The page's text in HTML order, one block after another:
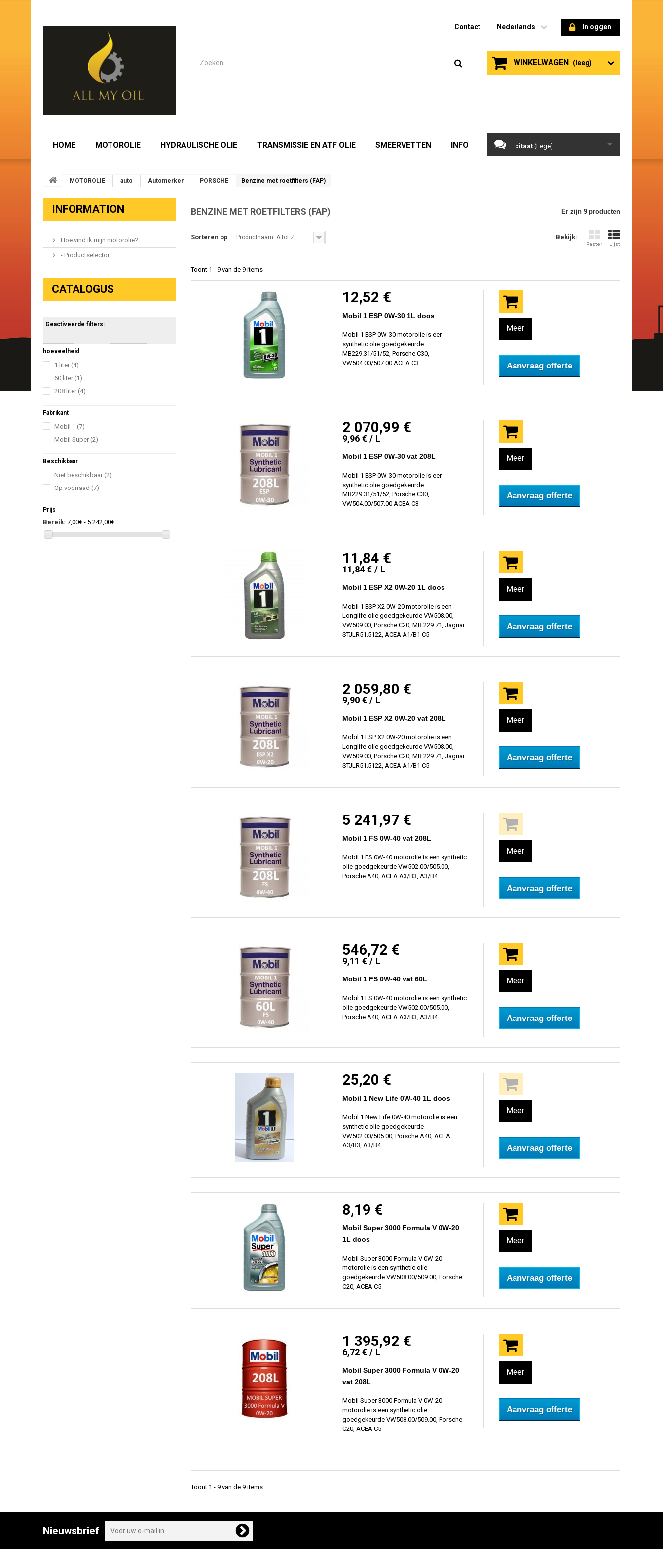
Inloggen
Nederlands
Contact
WINKELWAGEN (leeg)
HOME MOTOROLIE HYDRAULISCHE OLIE TRANSMISSIE EN ATF OLIE SMEERVETTEN INFO citaat (Lege)
MOTOROLIE auto Automerken PORSCHE Benzine met roetfilters (FAP)
INFORMATION
Hoe vind ik mijn motorolie?
- Productselector
CATALOGUS
Geactiveerde filters:
hoeveelheid
1 liter (4)
60 liter (1)
208 liter (4)
Fabrikant
Mobil 1 (7)
Mobil Super (2)
Beschikbaar
Niet beschikbaar (2)
Op voorraad (7)
Prijs
Bereik: 7,00€ - 5 242,00€
BENZINE MET ROETFILTERS (FAP) Er zijn 9 producten
Bekijk:
Raster Lijst
Sorteren op Productnaam: A tot Z
Toont 1 - 9 van de 9 items
12,52 €
Mobil 1 ESP 0W-30 1L doos
Mobil 1 ESP 0W-30 motorolie is een
synthetic olie goedgekeurde
MB229.31/51/52, Porsche C30,
VW504.00/507.00 ACEA C3
Meer
Aanvraag offerte
2 070,99 €
9,96 € / L
Mobil 1 ESP 0W-30 vat 208L
Mobil 1 ESP 0W-30 motorolie is een
synthetic olie goedgekeurde
MB229.31/51/52, Porsche C30,
VW504.00/507.00 ACEA C3
Meer
Aanvraag offerte
11,84 €
11,84 € / L
Mobil 1 ESP X2 0W-20 1L doos
Mobil 1 ESP X2 0W-20 motorolie is een
Longlife-olie goedgekeurde VW508.00,
VW509.00, Porsche C20, MB 229.71, Jaguar
STJLR51.5122, ACEA A1/B1 C5
Meer
Aanvraag offerte
2 059,80 €
9,90 € / L
Mobil 1 ESP X2 0W-20 vat 208L
Mobil 1 ESP X2 0W-20 motorolie is een
Longlife-olie goedgekeurde VW508.00,
VW509.00, Porsche C20, MB 229.71, Jaguar
STJLR51.5122, ACEA A1/B1 C5
Meer
Aanvraag offerte
5 241,97 €
Mobil 1 FS 0W-40 vat 208L
Mobil 1 FS 0W-40 motorolie is een synthetic
olie goedgekeurde VW502.00/505.00,
Porsche A40, ACEA A3/B3, A3/B4
Meer
Aanvraag offerte
546,72 €
9,11 € / L
Mobil 1 FS 0W-40 vat 60L
Mobil 1 FS 0W-40 motorolie is een synthetic
olie goedgekeurde VW502.00/505.00,
Porsche A40, ACEA A3/B3, A3/B4
Meer
Aanvraag offerte
25,20 €
Mobil 1 New Life 0W-40 1L doos
Mobil 1 New Life 0W-40 motorolie is een
synthetic olie goedgekeurde
VW502.00/505.00, Porsche A40, ACEA
A3/B3, A3/B4
Meer
Aanvraag offerte
8,19 €
Mobil Super 3000 Formula V 0W-20
1L doos
Mobil Super 3000 Formula V 0W-20
motorolie is een synthetic olie
goedgekeurde VW508.00/509.00, Porsche
C20, ACEA C5
Meer
Aanvraag offerte
1 395,92 €
6,72 € / L
Mobil Super 3000 Formula V 0W-20
vat 208L
Mobil Super 3000 Formula V 0W-20
motorolie is een synthetic olie
goedgekeurde VW508.00/509.00, Porsche
C20, ACEA C5
Meer
Aanvraag offerte
Toont 1 - 9 van de 9 items
Nieuwsbrief